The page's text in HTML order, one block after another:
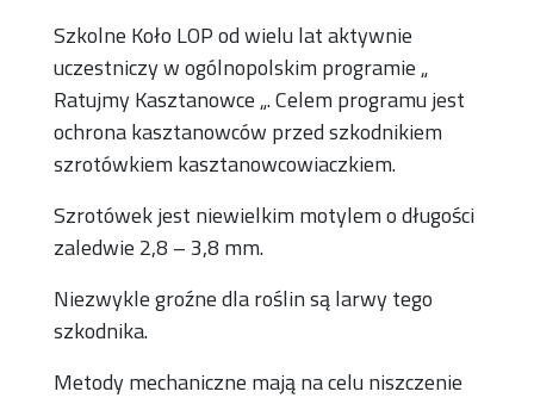
Szkolne Koło LOP od wielu lat aktywnie
uczestniczy w ogólnopolskim programie „
Ratujmy Kasztanowce „. Celem programu jest
ochrona kasztanowców przed szkodnikiem
szrotówkiem kasztanowcowiaczkiem.
Szrotówek jest niewielkim motylem o długości
zaledwie 2,8 – 3,8 mm.
Niezwykle groźne dla roślin są larwy tego
szkodnika.
Metody mechaniczne mają na celu niszczenie